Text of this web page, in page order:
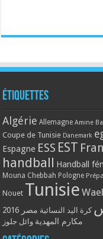
Étiquettes
Algérie Allemagne Amine
Coupe de Tunisie Danemark
Espagne ESS EST
handball Handball
Mouna Chebbah Pologne
Nouet Tunisie
كرة اليد النسائية مصر 2016
مكارم المهدية وائل جلوز